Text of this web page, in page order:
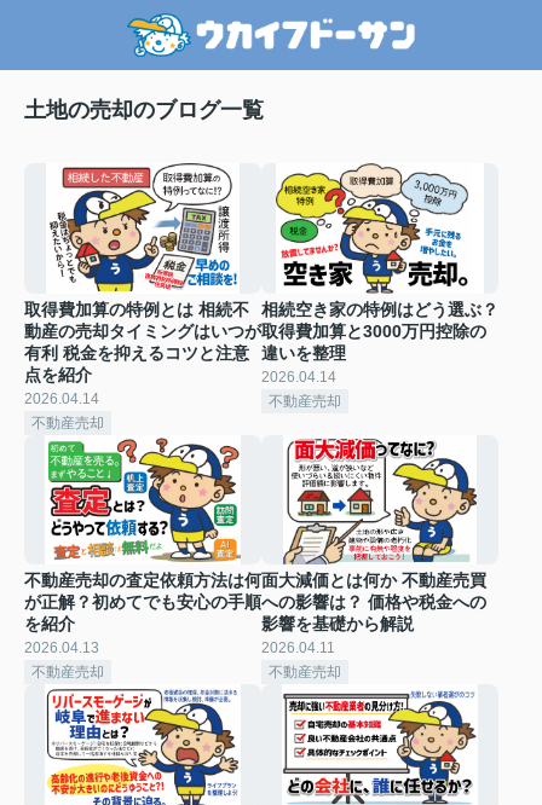
土地の売却のブログ一覧
取得費加算の特例とは 相続不
動産の売却タイミングはいつが
有利 税金を抑えるコツと注意
点を紹介
2026.04.14
不動産売却
相続空き家の特例はどう選ぶ？
取得費加算と3000万円控除の
違いを整理
2026.04.14
不動産売却
不動産売却の査定依頼方法は何
が正解？初めてでも安心の手順
を紹介
2026.04.13
不動産売却
面大減価とは何か 不動産売買
への影響は？ 価格や税金への
影響を基礎から解説
2026.04.11
不動産売却